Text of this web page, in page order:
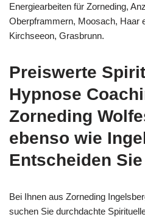
Energiearbeiten für Zorneding,
Oberpframmern, Moosach, Haar
Kirchseeon, Grasbrunn.
Preiswerte
Hypnose
Zorneding
ebenso wie
Entscheiden
Bei Ihnen aus Zorneding
suchen Sie durchdachte